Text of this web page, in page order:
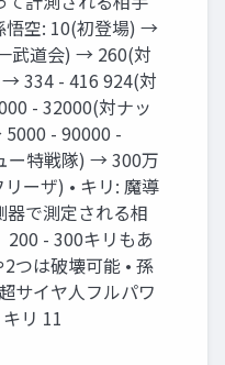
悟空: 10(初登場) →
武道会) → 260(対
334 - 416 924(対
- 32000(対ナッ
- 90000 -
ー特戦隊) → 300万
ーザ) • キリ: 魔導
器で測定される相
200 - 300キリもあ
つは破壊可能 • 孫
サイヤ人フルパワ
リ 11